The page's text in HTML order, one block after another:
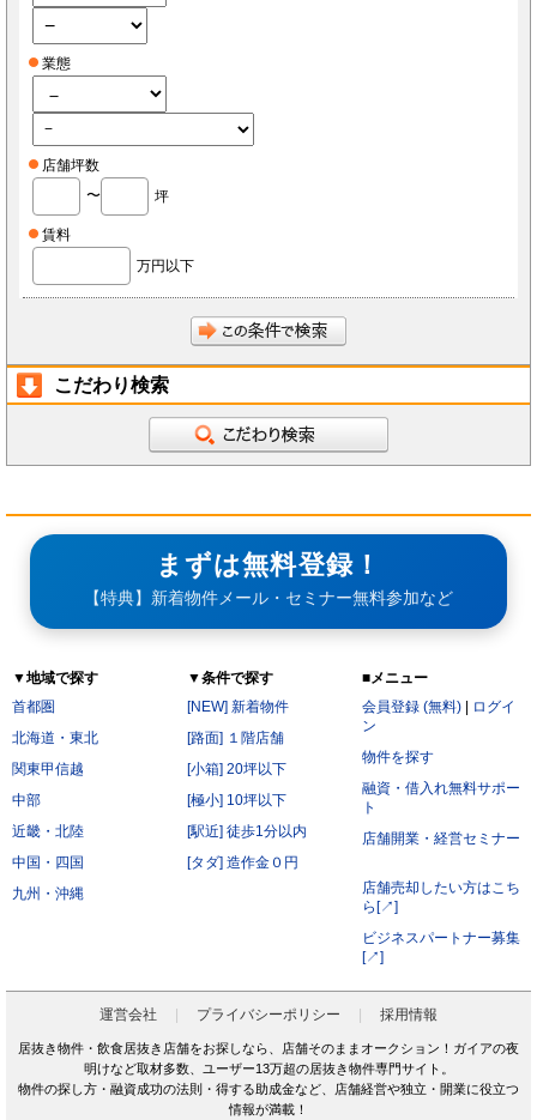
業態
店舗坪数
〜
坪
賃料
万円以下
こだわり検索
まずは無料登録！
【特典】新着物件メール・セミナー無料参加など
▼地域で探す
首都圏
北海道・東北
関東甲信越
中部
近畿・北陸
中国・四国
九州・沖縄
▼条件で探す
[NEW] 新着物件
[路面] １階店舗
[小箱] 20坪以下
[極小] 10坪以下
[駅近] 徒歩1分以内
[タダ] 造作金０円
■メニュー
会員登録 (無料)
ログイ
ン
物件を探す
融資・借入れ無料サポー
ト
店舗開業・経営セミナー
店舗売却したい方はこち
ら[↗]
ビジネスパートナー募集
[↗]
運営会社 プライバシーポリシー 採用情報
居抜き物件・飲食居抜き店舗をお探しなら、店舗そのままオークション！ガイアの夜
明けなど取材多数、ユーザー13万超の居抜き物件専門サイト。
物件の探し方・融資成功の法則・得する助成金など、店舗経営や独立・開業に役立つ
情報が満載！